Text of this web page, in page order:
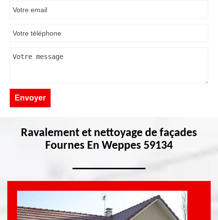
Ravalement et nettoyage de façades
Fournes En Weppes 59134